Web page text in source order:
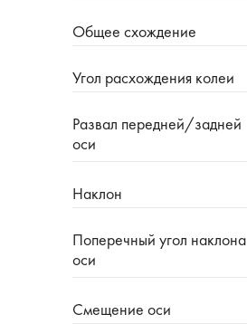
Общее схождение
Угол расхождения колеи
Развал передней/задней
оси
Наклон
Поперечный угол наклона
оси
Смещение оси